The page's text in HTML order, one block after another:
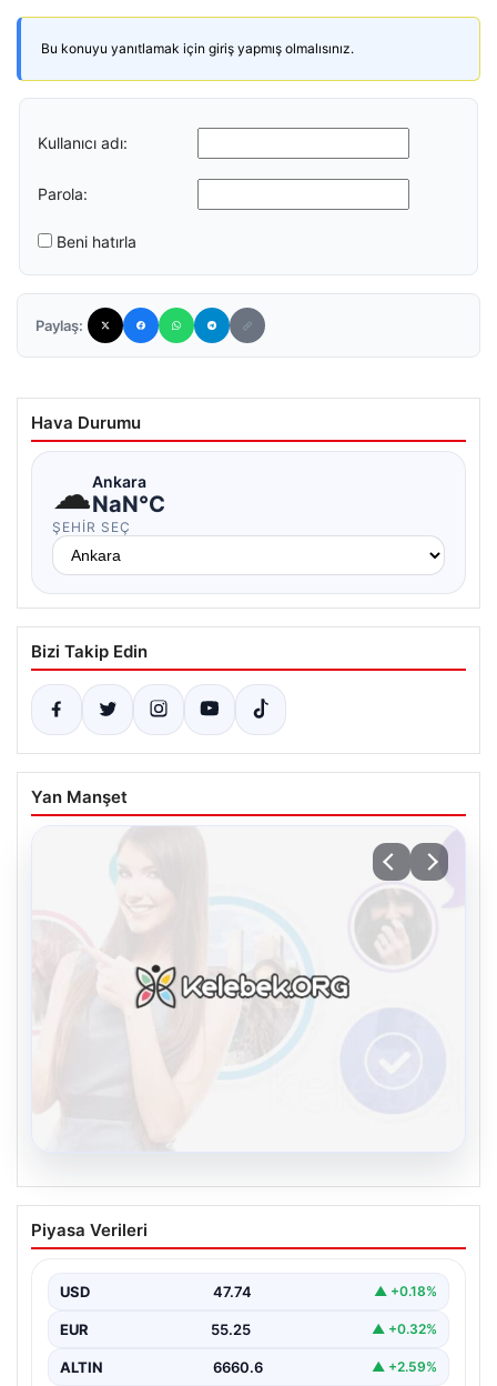
Bu konuyu yanıtlamak için giriş yapmış olmalısınız.
Kullanıcı adı:
Parola:
Beni hatırla
Paylaş:
Hava Durumu
☁Ankara
NaN°C
ŞEHIR SEÇ
Bizi Takip Edin
Yan Manşet
Kelebek.Org İle Sanal İletişimin Seviyeli
Adresi Ve Muhabbet Deneyimi
oluşturması kritik bir hassasiyet taşımaktadır. Halen
çeşitli…
Piyasa Verileri
USD 47.74 ▲ +0.18%
EUR 55.25 ▲ +0.32%
ALTIN 6660.6 ▲ +2.59%